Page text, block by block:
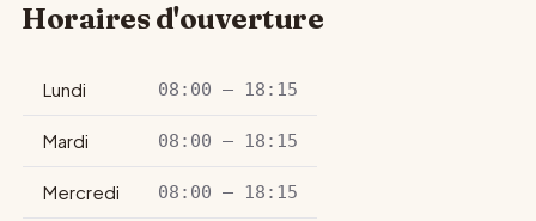
Horaires d'ouverture
Lundi 08:00 – 18:15
Mardi 08:00 – 18:15
Mercredi 08:00 – 18:15